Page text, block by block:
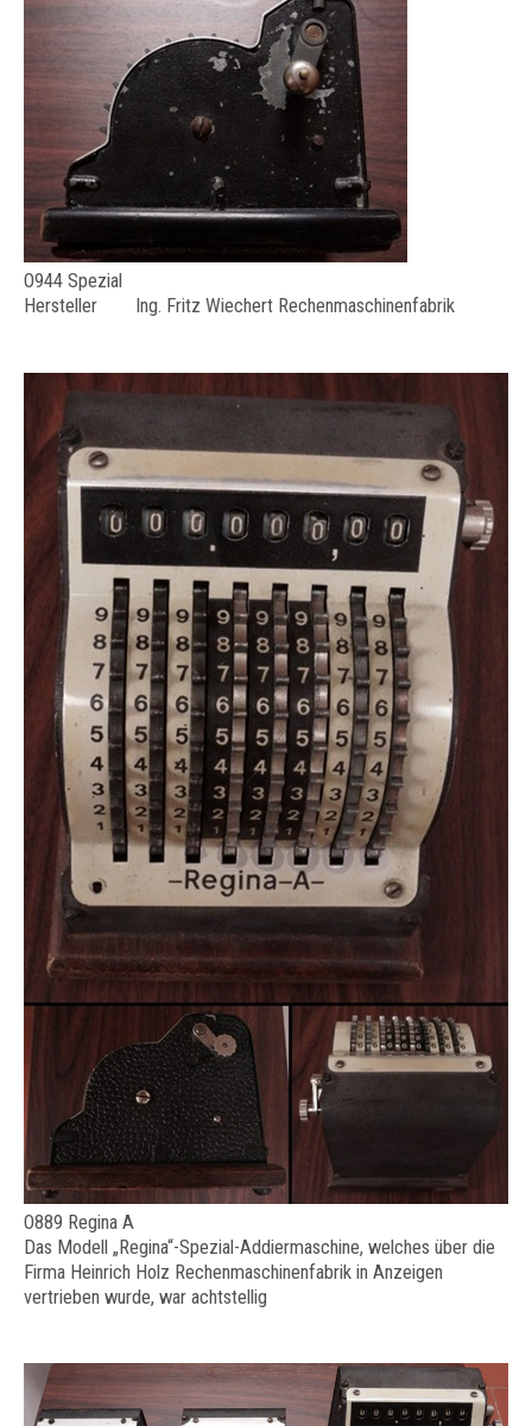
O944 Spezial
Hersteller Ing. Fritz Wiechert Rechenmaschinenfabrik
O889 Regina A
Das Modell „Regina“-Spezial-Addiermaschine, welches über die
Firma Heinrich Holz Rechenmaschinenfabrik in Anzeigen
vertrieben wurde, war achtstellig